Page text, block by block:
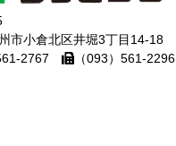
市小倉北区井堀3丁目14-18
2767
（093）561-2296